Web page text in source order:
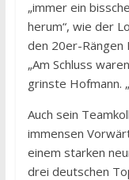
„immer ein
herum“, wie der
den 20er-Rängen
„Am Schluss
grinste Hofmann.
Auch sein
immensen
einem starken
drei deutschen